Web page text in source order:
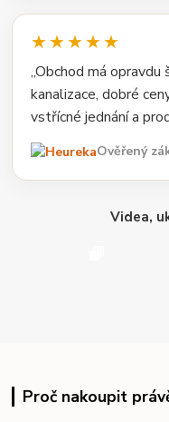
★★★★★
„Obchod má
kanalizace, dobré
vstřícné jednání a
Ověřený
Videa,
Proč nakoupit